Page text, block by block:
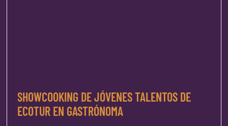
SHOWCOOKING DE JÓVENES TALENTOS DE
ECOTUR EN GASTRÓNOMA